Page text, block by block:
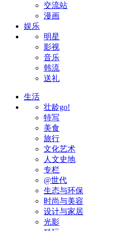
交流站
漫画
娱乐
明星
影视
音乐
韩流
送礼
生活
壮龄go!
特写
美食
旅行
文化艺术
人文史地
专栏
@世代
生态与环保
时尚与美容
设计与家居
光影